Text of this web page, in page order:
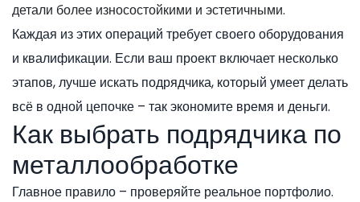
детали более износостойкими и эстетичными.
Каждая из этих операций требует своего оборудования
и квалификации. Если ваш проект включает несколько
этапов, лучше искать подрядчика, который умеет делать
всё в одной цепочке – так экономите время и деньги.
Как выбрать подрядчика по
металлообработке
Главное правило – проверяйте реальное портфолио.